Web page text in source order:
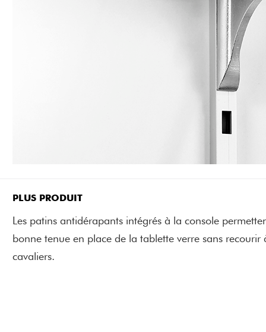
PLUS PRODUIT
Les patins antidérapants intégrés à la console
bonne tenue en place de la tablette verre sans recourir
cavaliers.